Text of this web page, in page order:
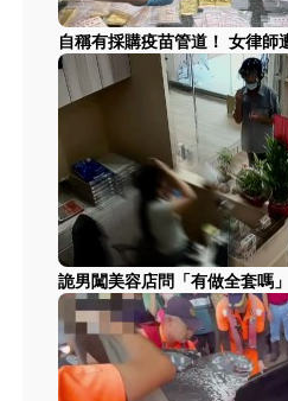
自稱有採購疫苗管道！ 女律師
詭男闖美容店問「有做全套嗎